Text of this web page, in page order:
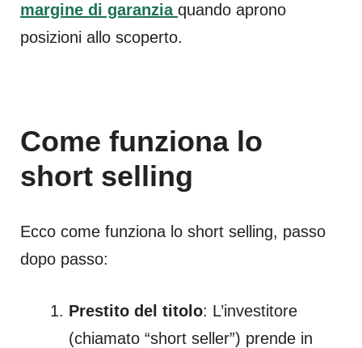
margine di garanzia quando aprono
posizioni allo scoperto.
Come funziona lo
short selling
Ecco come funziona lo short selling, passo
dopo passo:
Prestito del titolo: L’investitore
(chiamato “short seller”) prende in